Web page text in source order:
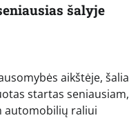
šalyje
aikštėje, šalia
startas seniausiam,
automobilių raliui